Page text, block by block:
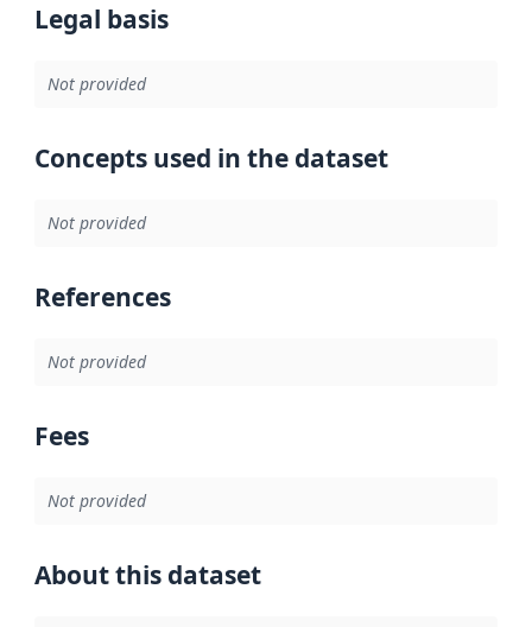
Legal basis
Not provided
Concepts used in the dataset
Not provided
References
Not provided
Fees
Not provided
About this dataset